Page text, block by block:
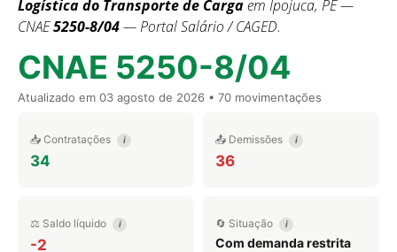
Logística do Transporte de Cargaem Ipojuca, PE —
CNAE5250-8/04— Portal Salário / CAGED.
CNAE 5250-8/04
Atualizado em 03 agosto de 2026 • 70 movimentações
📥 Contratações i
34
📤 Demissões i
36
⚖️ Saldo líquido i
-2
🔄 Situação i
Com demanda restrita